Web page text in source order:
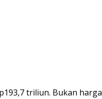
triliun. Bukan